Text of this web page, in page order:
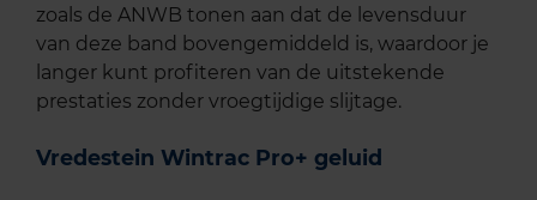
zoals de ANWB tonen aan dat de levensduur
van deze band bovengemiddeld is, waardoor je
langer kunt profiteren van de uitstekende
prestaties zonder vroegtijdige slijtage.
Vredestein Wintrac Pro+ geluid